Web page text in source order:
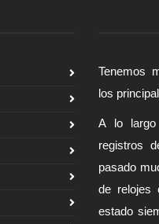
Tenemos
los
A lo largo
registros
pasado
de relojes
estado